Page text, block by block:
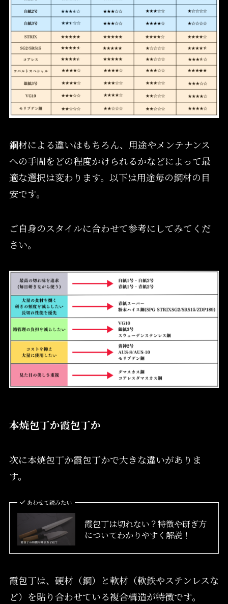
鋼材による違いはもちろん、用途やメンテナンス
への手間をどの程度かけられるかなどによって最
適な選択は変わります。以下は用途毎の鋼材の目
安です。
ご自身のスタイルに合わせて参考にしてみてくだ
さい。
本焼包丁か霞包丁か
次に本焼包丁か霞包丁かで大きな違いがありま
す。
あわせて読みたい
霞包丁は切れない？特徴や研ぎ方
についてわかりやすく解説！
霞包丁は、硬材（鋼）と軟材（軟鉄やステンレスな
ど）を貼り合わせている複合構造が特徴です。